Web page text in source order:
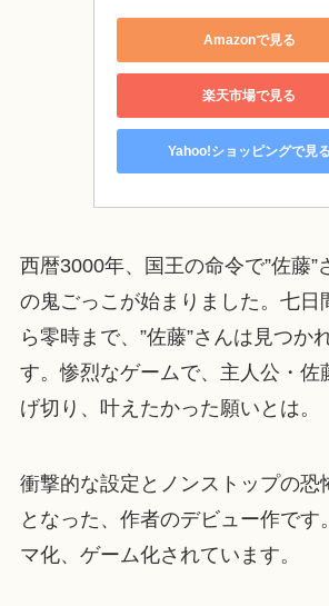
Amazonで見る
楽天市場で見る
Yahoo!ショッピングで見る
西暦3000年、国王の命令で”佐藤”
の鬼ごっこが始まりました。七日
ら零時まで、”佐藤”さんは見つか
す。惨烈なゲームで、主人公・佐
げ切り、叶えたかった願いとは。
衝撃的な設定とノンストップの恐
となった、作者のデビュー作です
マ化、ゲーム化されています。